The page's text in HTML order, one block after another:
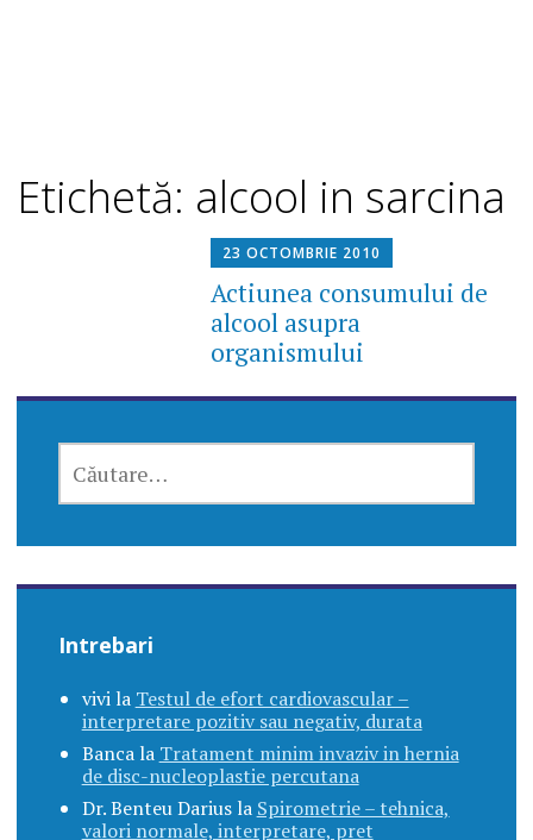
Etichetă: alcool in sarcina
23 OCTOMBRIE 2010
Actiunea consumului de
alcool asupra
organismului
DUPĂ:
Intrebari
vivila Testul de efort cardiovascular –
interpretare pozitiv sau negativ, durata
Bancala Tratament minim invaziv in hernia
de disc-nucleoplastie percutana
Dr. Benteu Dariusla Spirometrie – tehnica,
valori normale, interpretare, pret